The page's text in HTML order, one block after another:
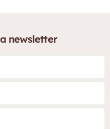
newsletter